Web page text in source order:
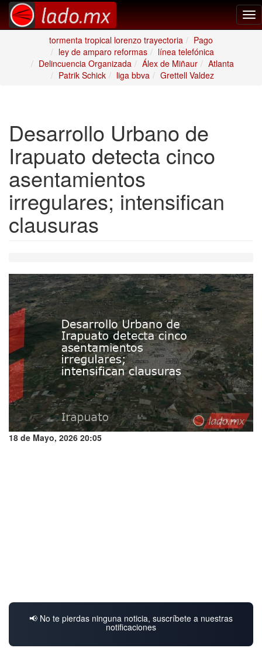
tormenta tropical lorenzo trayectoria
Pago
ley de amparo reformas
línea telefónica
Delincuencia Organizada
Álex de Miñaur
Atlanta
Patrik Schick
liga bbva Grettell Valdez
Desarrollo Urbano de
Irapuato detecta cinco
asentamientos
irregulares; intensifican
clausuras
18 de Mayo, 2026 20:05
📢 No te pierdas ninguna noticia, suscríbete a nuestras
notificaciones